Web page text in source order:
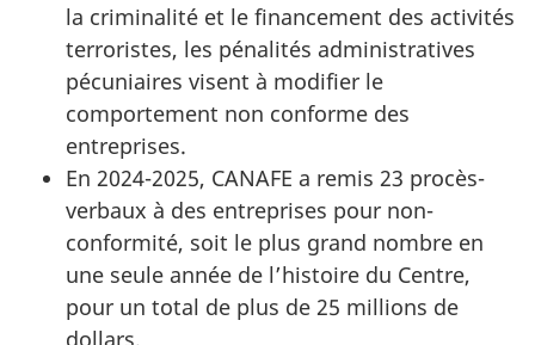
la criminalité et le financement des activités
terroristes, les pénalités administratives
pécuniaires visent à modifier le
comportement non conforme des
entreprises.
En 2024-2025, CANAFE a remis 23 procès-
verbaux à des entreprises pour non-
conformité, soit le plus grand nombre en
une seule année de l’histoire du Centre,
pour un total de plus de 25 millions de
dollars.